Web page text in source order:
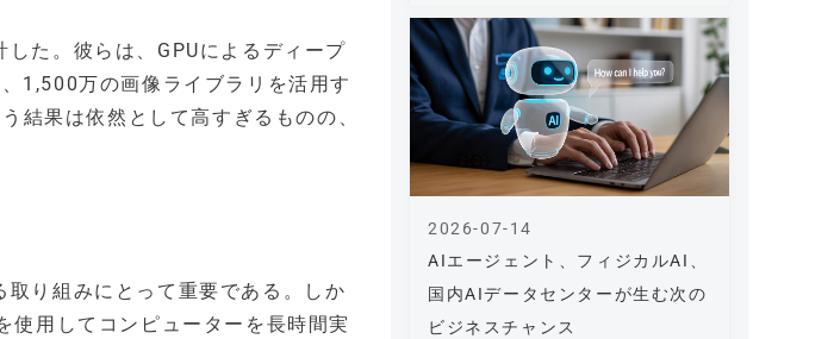
た。彼らは、GPUによるディープ
1,500万の画像ライブラリを活用す
結果は依然として高すぎるものの、
り組みにとって重要である。しか
使用してコンピューターを長時間実
AIエージェント、フィジカルAI、
国内AIデータセンターが生む次の
ビジネスチャンス
2026-07-14